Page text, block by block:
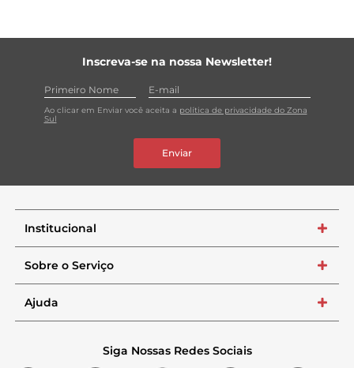
Inscreva-se na nossa Newsletter!
Ao clicar em Enviar você aceita a política de privacidade do Zona
Sul
Enviar
Institucional +
Sobre o Serviço +
Ajuda +
Siga Nossas Redes Sociais